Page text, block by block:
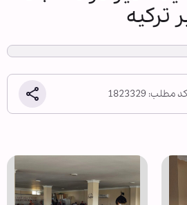
ترکیه
کد مطلب: 1823329